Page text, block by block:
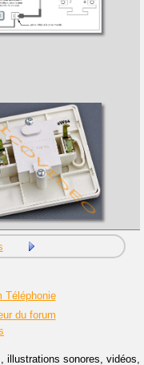
Téléphonie
du forum
illustrations sonores, vidéos,